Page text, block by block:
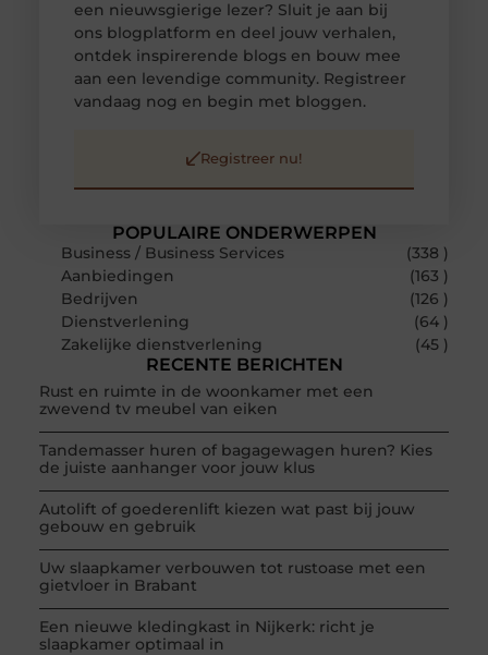
POPULAIRE ONDERWERPEN
Business / Business Services
(338 )
Aanbiedingen
(163 )
Bedrijven
(126 )
Dienstverlening
(64 )
Zakelijke dienstverlening
(45 )
RECENTE BERICHTEN
Rust en ruimte in de woonkamer met een
zwevend tv meubel van eiken
Tandemasser huren of bagagewagen huren? Kies
de juiste aanhanger voor jouw klus
Autolift of goederenlift kiezen wat past bij jouw
gebouw en gebruik
Uw slaapkamer verbouwen tot rustoase met een
gietvloer in Brabant
Een nieuwe kledingkast in Nijkerk: richt je
slaapkamer optimaal in
een nieuwsgierige lezer? Sluit je aan bij
ons blogplatform en deel jouw verhalen,
ontdek inspirerende blogs en bouw mee
aan een levendige community. Registreer
vandaag nog en begin met bloggen.
Registreer nu!